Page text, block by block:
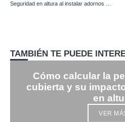
TAMBIÉN TE PUEDE
Cómo calcular la
cubierta y su
en
VER